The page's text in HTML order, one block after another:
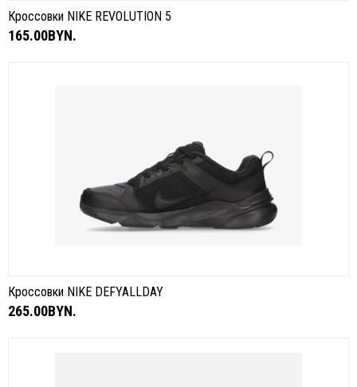
Кроссовки NIKE REVOLUTION 5
165.00BYN.
Кроссовки NIKE DEFYALLDAY
265.00BYN.